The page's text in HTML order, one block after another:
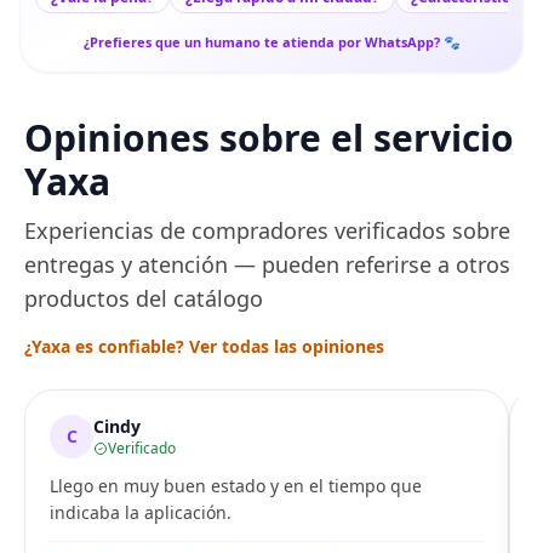
¿Prefieres que un humano te atienda por WhatsApp? 🐾
Opiniones sobre el servicio
Yaxa
Experiencias de compradores verificados sobre
entregas y atención — pueden referirse a otros
productos del catálogo
¿Yaxa es confiable? Ver todas las opiniones
C Cindy
Verificado
Llego en muy buen estado y en el tiempo que
indicaba la aplicación.